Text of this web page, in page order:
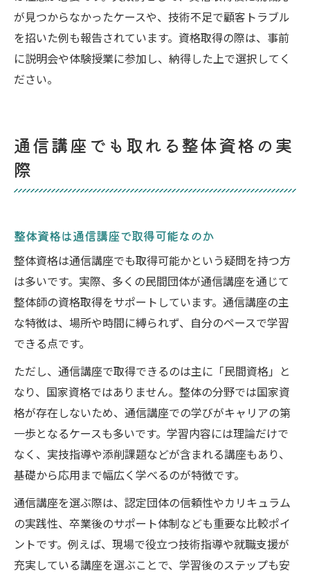
が見つからなかったケースや、技術不足で顧客トラブル
を招いた例も報告されています。資格取得の際は、事前
に説明会や体験授業に参加し、納得した上で選択してく
ださい。
通信講座でも取れる整体資格の実
際
整体資格は通信講座で取得可能なのか
整体資格は通信講座でも取得可能かという疑問を持つ方
は多いです。実際、多くの民間団体が通信講座を通じて
整体師の資格取得をサポートしています。通信講座の主
な特徴は、場所や時間に縛られず、自分のペースで学習
できる点です。
ただし、通信講座で取得できるのは主に「民間資格」と
なり、国家資格ではありません。整体の分野では国家資
格が存在しないため、通信講座での学びがキャリアの第
一歩となるケースも多いです。学習内容には理論だけで
なく、実技指導や添削課題などが含まれる講座もあり、
基礎から応用まで幅広く学べるのが特徴です。
通信講座を選ぶ際は、認定団体の信頼性やカリキュラム
の実践性、卒業後のサポート体制なども重要な比較ポイ
ントです。例えば、現場で役立つ技術指導や就職支援が
充実している講座を選ぶことで、学習後のステップも安